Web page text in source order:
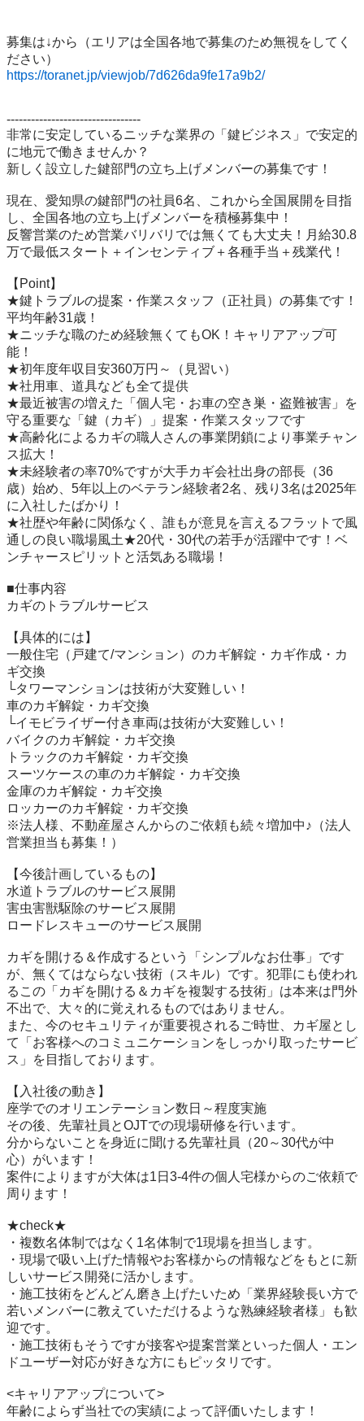
募集は↓から（エリアは全国各地で募集のため無視をしてく
https://toranet.jp/viewjob/7d626da9fe17a9b2/
---------------------------------
非常に安定しているニッチな業界の「鍵ビジネス」で安定的
に地元で働きませんか？
新しく設立した鍵部門の立ち上げメンバーの募集です！
現在、愛知県の鍵部門の社員6名、これから全国展開を目指
し、全国各地の立ち上げメンバーを積極募集中！
反響営業のため営業バリバリでは無くても大丈夫！月給30.8
万で最低スタート＋インセンティブ＋各種手当＋残業代！
【Point】
★鍵トラブルの提案・作業スタッフ（正社員）の募集です！
平均年齢31歳！
★ニッチな職のため経験無くてもOK！キャリアアップ可
能！
★初年度年収目安360万円～（見習い）
★社用車、道具なども全て提供
★最近被害の増えた「個人宅・お車の空き巣・盗難被害」を
守る重要な「鍵（カギ）」提案・作業スタッフです
★高齢化によるカギの職人さんの事業閉鎖により事業チャン
ス拡大！
★未経験者の率70%ですが大手カギ会社出身の部長（36
歳）始め、5年以上のベテラン経験者2名、残り3名は2025年
に入社したばかり！
★社歴や年齢に関係なく、誰もが意見を言えるフラットで風
通しの良い職場風土★20代・30代の若手が活躍中です！ベ
ンチャースピリットと活気ある職場！
■仕事内容
カギのトラブルサービス
【具体的には】
一般住宅（戸建て/マンション）のカギ解錠・カギ作成・カ
ギ交換
└タワーマンションは技術が大変難しい！
車のカギ解錠・カギ交換
└イモビライザー付き車両は技術が大変難しい！
バイクのカギ解錠・カギ交換
トラックのカギ解錠・カギ交換
スーツケースの車のカギ解錠・カギ交換
金庫のカギ解錠・カギ交換
ロッカーのカギ解錠・カギ交換
※法人様、不動産屋さんからのご依頼も続々増加中♪（法人
営業担当も募集！）
【今後計画しているもの】
水道トラブルのサービス展開
害虫害獣駆除のサービス展開
ロードレスキューのサービス展開
カギを開ける＆作成するという「シンプルなお仕事」です
が、無くてはならない技術（スキル）です。犯罪にも使われ
るこの「カギを開ける＆カギを複製する技術」は本来は門外
不出で、大々的に覚えれるものではありません。
また、今のセキュリティが重要視されるご時世、カギ屋とし
て「お客様へのコミュニケーションをしっかり取ったサービ
ス」を目指しております。
【入社後の動き】
座学でのオリエンテーション数日～程度実施
その後、先輩社員とOJTでの現場研修を行います。
分からないことを身近に聞ける先輩社員（20～30代が中
心）がいます！
案件によりますが大体は1日3-4件の個人宅様からのご依頼で
周ります！
★check★
・複数名体制ではなく1名体制で1現場を担当します。
・現場で吸い上げた情報やお客様からの情報などをもとに新
しいサービス開発に活かします。
・施工技術をどんどん磨き上げたいため「業界経験長い方で
若いメンバーに教えていただけるような熟練経験者様」も歓
迎です。
・施工技術もそうですが接客や提案営業といった個人・エン
ドユーザー対応が好きな方にもピッタリです。
<キャリアアップについて>
年齢によらず当社での実績によって評価いたします！